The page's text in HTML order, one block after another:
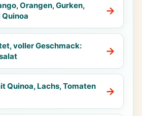
Orangen, Gurken,
voller Geschmack:
Quinoa, Lachs, Tomaten